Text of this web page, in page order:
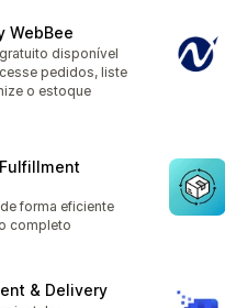
WebBee
todo
disponível
pedidos, liste
o estoque
forma eficiente
completo
& Delivery